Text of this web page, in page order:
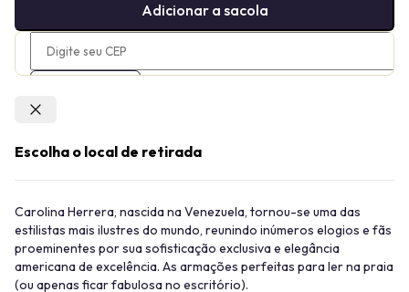
Adicionar a sacola
Escolha o local de retirada
Carolina Herrera, nascida na Venezuela, tornou-se uma das
estilistas mais ilustres do mundo, reunindo inúmeros elogios e fãs
proeminentes por sua sofisticação exclusiva e elegância
americana de excelência. As armações perfeitas para ler na praia
(ou apenas ficar fabulosa no escritório).